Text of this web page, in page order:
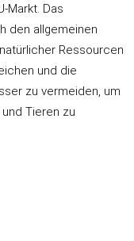
Markt. Das
den allgemeinen
Ressourcen
und die
zu vermeiden, um
Tieren zu